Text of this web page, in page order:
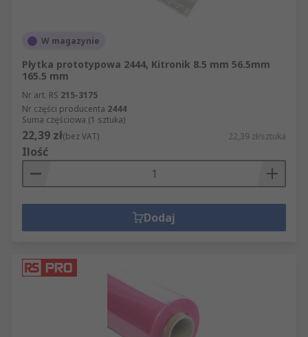
W magazynie
Płytka prototypowa 2444, Kitronik 8.5 mm 56.5mm
165.5 mm
Nr art. RS 215-3175
Nr części producenta 2444
Suma częściowa (1 sztuka)
22,39 zł(bez VAT) 22,39 zł/sztuka
Ilość
Dodaj